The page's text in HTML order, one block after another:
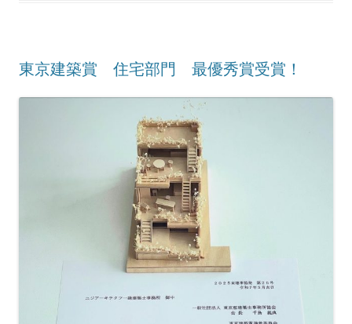
東京建築賞 住宅部門 最優秀賞受賞！